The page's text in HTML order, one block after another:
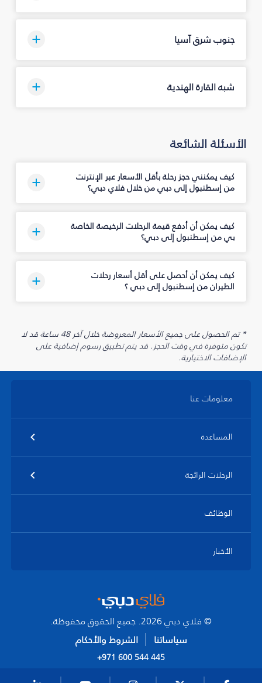
جنوب شرق آسيا
شبه القارة الهندية
الأسئلة الشائعة
كيف يمكنني حجز رحلة بأقل الأسعار عبر الإنترنت
من إسطنبول إلى دبي من خلال فلاي دبي؟
كيف يمكن أن أدفع قيمة الرحلات الرخيصة الخاصة
بي من إسطنبول إلى دبي؟
كيف يمكن أن أحصل على أقل أسعار رحلات
الطيران من إسطنبول إلى دبي ؟
* تم الحصول على جميع الأسعار المعروضة خلال آخر 48 ساعة قد لا
تكون متوفرة في وقت الحجز. قد يتم تطبيق رسوم إضافية على
الإضافات الاختيارية.
معلومات عنا
المساعدة
الرحلات الرائجة
الوظائف
الأخبار
© فلاي دبي 2026. جميع الحقوق محفوظة.
سياساتنا
الشروط والأحكام
+971 600 544 445